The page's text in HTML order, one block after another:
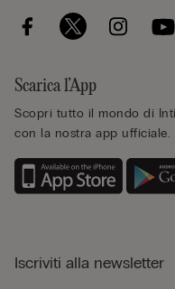
Scarica l’App
Scopri tutto il mondo di
con la nostra app ufficiale.
Iscriviti alla newsletter